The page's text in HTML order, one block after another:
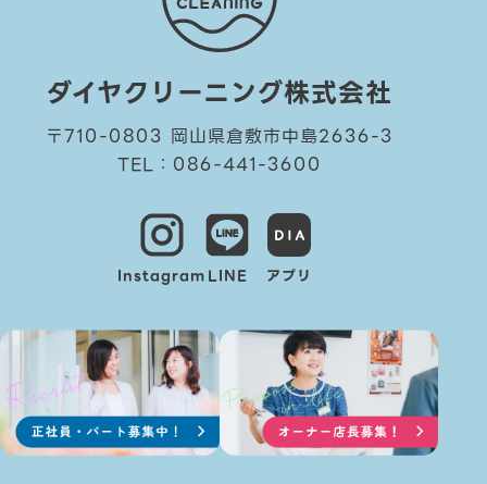
ダイヤクリーニング株式会社
〒710-0803 岡山県倉敷市中島2636-3
TEL：086-441-3600
InstagramLINE アプリ